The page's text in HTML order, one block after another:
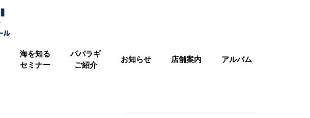
海を知る
セミナー
パパラギ
ご紹介
お知らせ 店舗案内 アルバム